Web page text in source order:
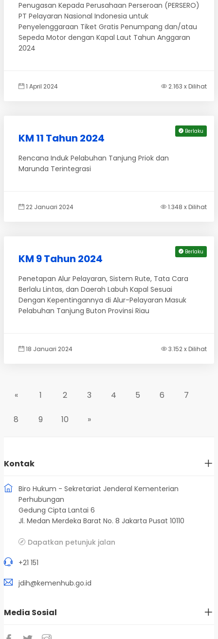
Penugasan Kepada Perusahaan Perseroan (PERSERO)
PT Pelayaran Nasional Indonesia untuk
Penyelenggaraan Tiket Gratis Penumpang dan/atau
Sepeda Motor dengan Kapal Laut Tahun Anggaran
2024
1 April 2024 2.163 x Dilihat
Berlaku
KM 11 Tahun 2024
Rencana Induk Pelabuhan Tanjung Priok dan
Marunda Terintegrasi
22 Januari 2024 1.348 x Dilihat
Berlaku
KM 9 Tahun 2024
Penetapan Alur Pelayaran, Sistem Rute, Tata Cara
Berlalu Lintas, dan Daerah Labuh Kapal Sesuai
Dengan Kepentingannya di Alur-Pelayaran Masuk
Pelabuhan Tanjung Buton Provinsi Riau
18 Januari 2024 3.152 x Dilihat
« 1 2 3 4 5 6 7
8 9 10 »
Kontak
Biro Hukum - Sekretariat Jenderal Kementerian
Perhubungan
Gedung Cipta Lantai 6
Jl. Medan Merdeka Barat No. 8 Jakarta Pusat 10110
Dapatkan petunjuk jalan
+21 151
jdih@kemenhub.go.id
Media Sosial